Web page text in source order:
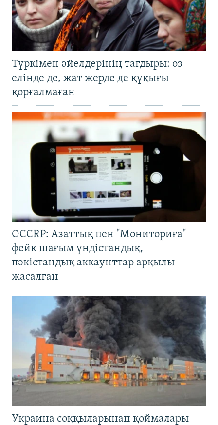
Түркімен әйелдерінің тағдыры: өз
елінде де, жат жерде де құқығы
қорғалмаған
OCCRP: Азаттық пен "Мониториға"
фейк шағым үндістандық,
пәкістандық аккаунттар арқылы
жасалған
Украина соққыларынан қоймалары